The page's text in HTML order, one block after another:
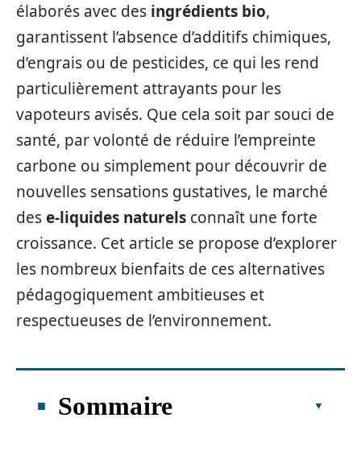
élaborés avec des ingrédients bio,
garantissent l’absence d’additifs chimiques,
d’engrais ou de pesticides, ce qui les rend
particulièrement attrayants pour les
vapoteurs avisés. Que cela soit par souci de
santé, par volonté de réduire l’empreinte
carbone ou simplement pour découvrir de
nouvelles sensations gustatives, le marché
dese-liquides naturels connaît une forte
croissance. Cet article se propose d’explorer
les nombreux bienfaits de ces alternatives
pédagogiquement ambitieuses et
respectueuses de l’environnement.
Sommaire